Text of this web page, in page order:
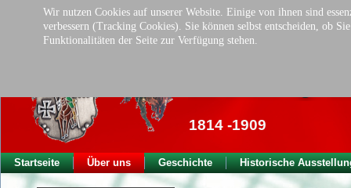
1814 -1909
Startseite Über uns Geschichte Historische
Wir nutzen Cookies auf unserer Website. Einige von ihnen sind
verbessern (Tracking Cookies). Sie können selbst entscheiden, ob
Funktionalitäten der Seite zur Verfügung stehen.